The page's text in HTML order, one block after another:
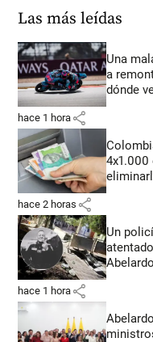
Las más leídas
Una
a
dónde
hace 1 hora share
4x1.000
hace 2 horas share
Un
hace 1 hora share